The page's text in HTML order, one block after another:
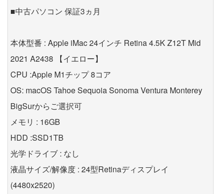
■中古パソコン 保証3ヵ月
本体型番 : Apple iMac 24インチ Retina 4.5K Z12T Mid
2021 A2438 【イエロー】
CPU :Apple M1チップ 8コア
OS: macOS Tahoe Sequoia Sonoma Ventura Monterey
BigSurからご選択可
メモリ : 16GB
HDD :SSD1TB
光学ドライブ : なし
液晶サイズ/解像度 : 24型Retinaディスプレイ
(4480x2520)